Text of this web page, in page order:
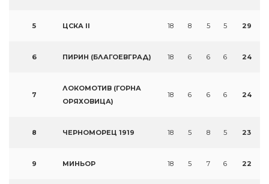
5 ЦСКА II 18 8 5 5 29
6 ПИРИН (БЛАГОЕВГРАД) 18 6 6 6 24
7
ЛОКОМОТИВ (ГОРНА
ОРЯХОВИЦА)
18 6 6 6 24
8 ЧЕРНОМОРЕЦ 1919 18 5 8 5 23
9 МИНЬОР 18 5 7 6 22